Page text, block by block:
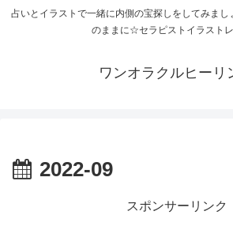
占いとイラストで一緒に内側の宝探しをしてみまし
のままに☆セラピストイラスト
ワンオラクルヒーリ
2022-09
スポンサーリンク